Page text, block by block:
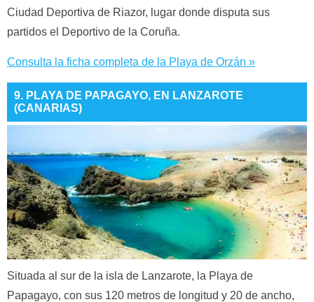
Ciudad Deportiva de Riazor, lugar donde disputa sus
partidos el Deportivo de la Coruña.
Consulta la ficha completa de la Playa de Orzán »
9. PLAYA DE PAPAGAYO, EN LANZAROTE
(CANARIAS)
Situada al sur de la isla de Lanzarote, la Playa de
Papagayo, con sus 120 metros de longitud y 20 de ancho,